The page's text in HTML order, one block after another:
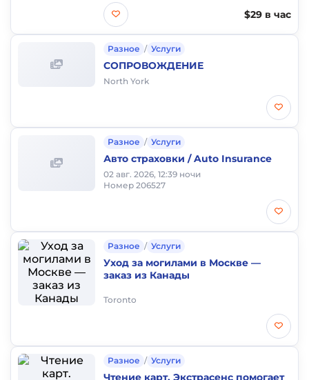
$29 в час
Разное / Услуги
СОПРОВОЖДЕНИЕ
North York
Разное / Услуги
Авто страховки / Auto Insurance
02 авг. 2026, 12:39 ночи
Номер 206527
Разное / Услуги
Уход за могилами в Москве —
заказ из Канады
Toronto
Разное / Услуги
Чтение карт. Экстрасенс помогает